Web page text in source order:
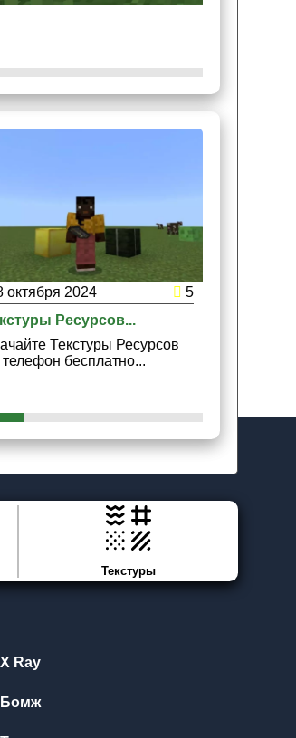
октября 2024
5
Ресурсов...
Текстуры Ресурсов
телефон бесплатно...
Текстуры
X Ray
Бомж